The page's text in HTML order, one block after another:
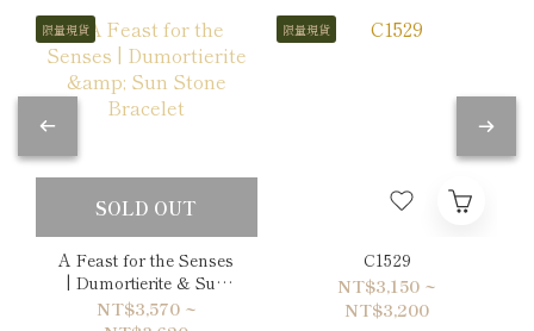
限量現貨
SOLD OUT
A Feast for the Senses
| Dumortierite & Sun
Stone Bracelet
NT$3,570 ~
限量現貨
C1529
NT$3,150 ~
NT$3,200